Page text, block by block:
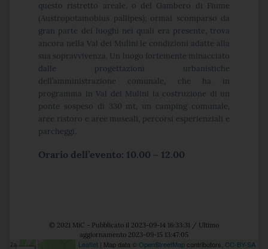
questo ristretto areale, o del Gambero di Fiume
(Austropotamobius pallipes); ormai scomparso da
gran parte dei luoghi nei quali era presente, trova
ancora nella Val dei Mulini le condizioni adatte alla
sua sopravvivenza. Un luogo fortemente minacciato
dalle progettazioni urbanistiche
dell’amministrazione comunale, che ha in
programma in Val dei Mulini la costruzione di un
ponte sospeso di 330 mt, un camping comunale,
aree ristoro e aree museali, percorsi esperienziali e
parcheggi.
Orario dell’evento: 10.00 – 12.00
© 2021 MiC - Pubblicato il 2023-09-14 16:33:31 / Ultimo
aggiornamento 2023-09-15 13:47:05
Leaflet | Map data © OpenStreetMapcontributors, CC-BY-SA